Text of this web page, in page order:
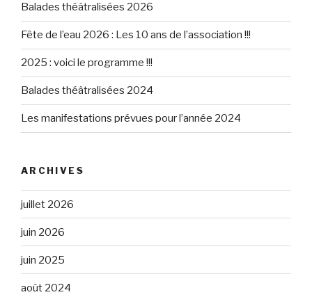
Balades théâtralisées 2026
Fête de l’eau 2026 : Les 10 ans de l’association !!!
2025 : voici le programme !!!
Balades théâtralisées 2024
Les manifestations prévues pour l’année 2024
ARCHIVES
juillet 2026
juin 2026
juin 2025
août 2024